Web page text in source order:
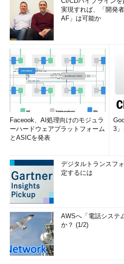
実現すれば、「開発
AF」は可能か
Faceook、AI処理向けのモジュラ
ーハードウェアプラットフォーム
とASICを発表
3
デジタルトランスフ
定するには
AWSへ「電話システ
か？ (1/2)